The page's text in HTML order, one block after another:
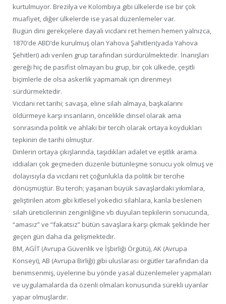
kurtulmuyor. Brezilya ve Kolombiya gibi ülkelerde ise bir çok
muafiyet, diğer ülkelerde ise yasal düzenlemeler var.
Bugün dini gerekçelere dayalı vicdani ret hemen hemen yalnızca,
1870′de ABD’de kurulmuş olan Yahova Şahitleri(yada Yahova
Şehitleri) adı verilen grup tarafından sürdürülmektedir. İnanışları
gereği hiç de pasifist olmayan bu grup, bir çok ülkede, çeşitli
biçimlerle de olsa askerlik yapmamak için direnmeyi
sürdürmektedir.
Vicdani ret tarihi; savaşa, eline silah almaya, başkalarını
öldürmeye karşı insanların, öncelikle dinsel olarak ama
sonrasında politik ve ahlaki bir tercih olarak ortaya koydukları
tepkinin de tarihi olmuştur.
Dinlerin ortaya çıkışlarında, taşıdıkları adalet ve eşitlik arama
iddiaları çok geçmeden düzenle bütünleşme sonucu yok olmuş ve
dolayısıyla da vicdani ret çoğunlukla da politik bir tercihe
dönüşmüştür. Bu tercih; yaşanan büyük savaşlardaki yıkımlara,
geliştirilen atom gibi kitlesel yokedici silahlara, kanla beslenen
silah üreticilerinin zenginliğine vb duyulan tepkilerin sonucunda,
“amasız” ve “fakatsız” bütün savaşlara karşı çıkmak şeklinde her
geçen gün daha da gelişmektedir.
BM, AGİT (Avrupa Güvenlik ve İşbirliği Örgütü), AK (Avrupa
Konseyi), AB (Avrupa Birliği) gibi uluslarası örgütler tarafından da
benimsenmiş, üyelerine bu yönde yasal düzenlemeler yapmaları
ve uygulamalarda da özenli olmaları konusunda sürekli uyarılar
yapar olmuşlardır.